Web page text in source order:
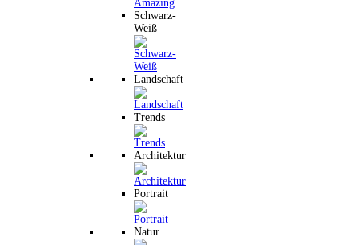
Schwarz-
Weiß
Landschaft
Trends
Architektur
Portrait
Natur